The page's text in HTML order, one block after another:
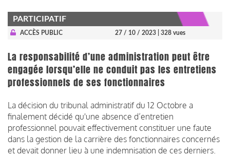
PARTICIPATIF
ACCÈS PUBLIC 27 / 10 / 2023 | 328 vues
La responsabilité d’une administration peut être
engagée lorsqu’elle ne conduit pas les entretiens
professionnels de ses fonctionnaires
La décision du tribunal administratif du 12 Octobre a
finalement décidé qu'une absence d’entretien
professionnel pouvait effectivement constituer une faute
dans la gestion de la carrière des fonctionnaires concernés
et devait donner lieu à une indemnisation de ces derniers.